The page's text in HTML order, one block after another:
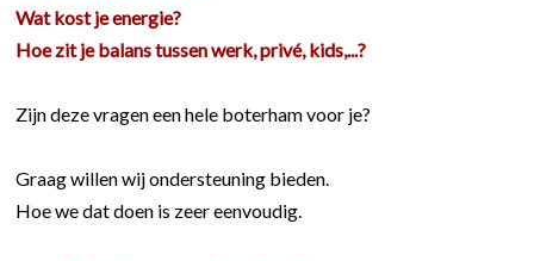
Wat kost je energie?
Hoe zit je balans tussen werk, privé, kids,...?
Zijn deze vragen een hele boterham voor je?
Graag willen wij ondersteuning bieden.
Hoe we dat doen is zeer eenvoudig.